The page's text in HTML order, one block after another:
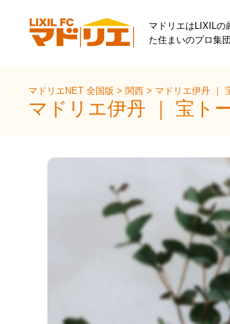
マドリエはLIXILの
た住まいのプロ集
マドリエNET 全国版>関西> マドリエ伊丹 ｜
マドリエ伊丹 ｜ 宝ト